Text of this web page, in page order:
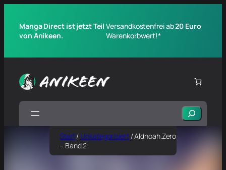
Manga Direct ist jetzt Teil
von Anikeen.
Versandkostenfrei ab20 Euro
Warenkorbwert!*
Suchen
Start/ Unkategorisiert/ Aldnoah.Zero
– Band 2